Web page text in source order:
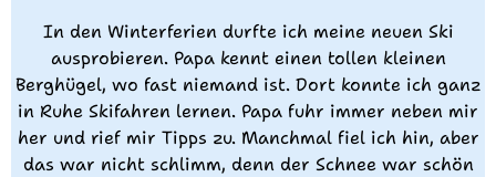
In den Winterferien durfte ich meine neuen Ski
ausprobieren. Papa kennt einen tollen kleinen
Berghügel, wo fast niemand ist. Dort konnte ich ganz
in Ruhe Skifahren lernen. Papa fuhr immer neben mir
her und rief mir Tipps zu. Manchmal fiel ich hin, aber
das war nicht schlimm, denn der Schnee war schön